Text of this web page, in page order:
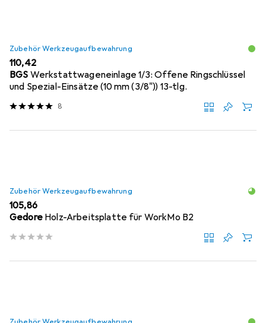
Zubehör Werkzeugaufbewahrung
EUR
110,42
BGS Werkstattwageneinlage 1/3: Offene Ringschlüssel
und Spezial-Einsätze (10 mm (3/8")) 13-tlg.
8
Zubehör Werkzeugaufbewahrung
EUR
105,86
Gedore Holz-Arbeitsplatte für WorkMo B2